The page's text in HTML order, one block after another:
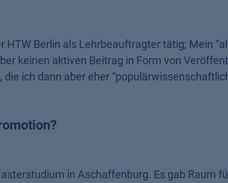
Berlin als Lehrbeauftragter tätig; Mein
keinen aktiven Beitrag in Form von
ich dann aber eher
in Aschaffenburg. Es gab Raum